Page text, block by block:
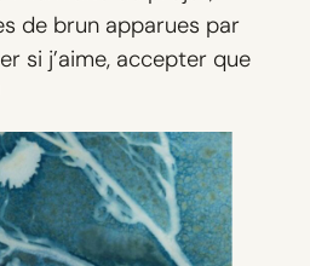
de brun apparues par
si j’aime, accepter que